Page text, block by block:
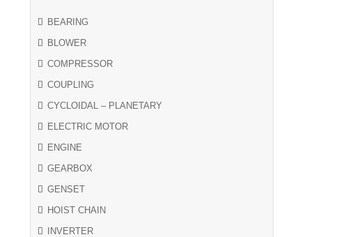
BEARING
BLOWER
COMPRESSOR
COUPLING
CYCLOIDAL – PLANETARY
ELECTRIC MOTOR
ENGINE
GEARBOX
GENSET
HOIST CHAIN
INVERTER